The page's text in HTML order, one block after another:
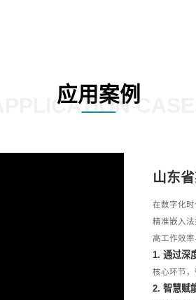
应用案例
APPLICATION CASES
山东
在数字化
精准嵌入
高工作效率
1. 通过深
核心环节，
2. 智慧赋